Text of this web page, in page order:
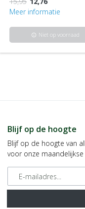
Meer informatie
info Niet op voorraad
Blijf op de hoogte
Blijf op de hoogte van
voor onze
E-mailadres